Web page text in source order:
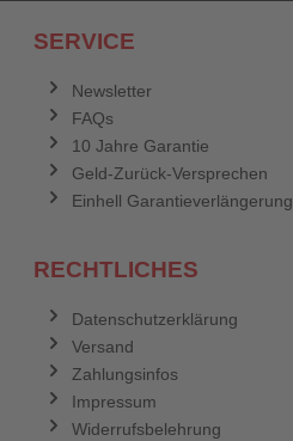
SERVICE
Newsletter
FAQs
10 Jahre Garantie
Geld-Zurück-Versprechen
Einhell Garantieverlängerung
RECHTLICHES
Datenschutzerklärung
Versand
Zahlungsinfos
Impressum
Widerrufsbelehrung